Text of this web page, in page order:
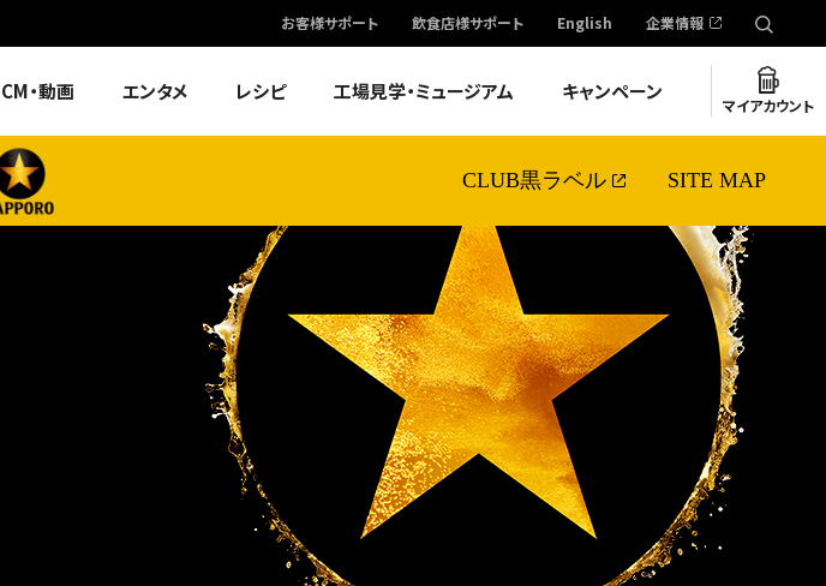
お客様サポート 飲食店様サポート English 企業情報
CM・動画 エンタメ レシピ 工場見学・ミュージアム キャンペーン
マイアカウント
CLUB黒ラベル SITE MAP